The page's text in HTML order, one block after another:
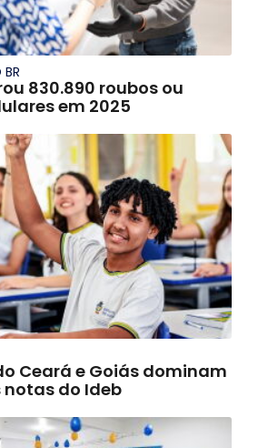
BR
830.890 roubos ou
em 2025
Ceará e Goiás dominam
notas do Ideb